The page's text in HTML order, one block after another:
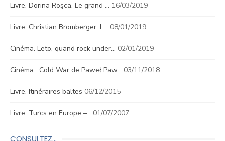
Livre. Dorina Roşca, Le grand … 16/03/2019
Livre. Christian Bromberger, L… 08/01/2019
Cinéma. Leto, quand rock under… 02/01/2019
Cinéma : Cold War de Paweł Paw… 03/11/2018
Livre. Itinéraires baltes 06/12/2015
Livre. Turcs en Europe –… 01/07/2007
CONSULTEZ…